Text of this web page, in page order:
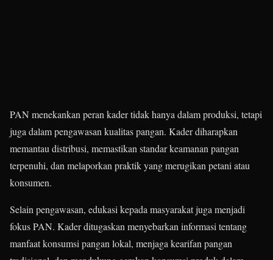
PAN menekankan peran kader tidak hanya dalam produksi, tetapi
juga dalam pengawasan kualitas pangan. Kader diharapkan
memantau distribusi, memastikan standar keamanan pangan
terpenuhi, dan melaporkan praktik yang merugikan petani atau
konsumen.
Selain pengawasan, edukasi kepada masyarakat juga menjadi
fokus PAN. Kader ditugaskan menyebarkan informasi tentang
manfaat konsumsi pangan lokal, menjaga kearifan pangan